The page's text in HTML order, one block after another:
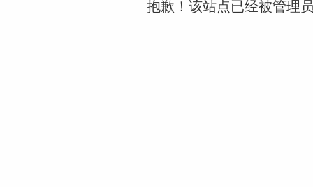
抱歉！该站点已经被管理